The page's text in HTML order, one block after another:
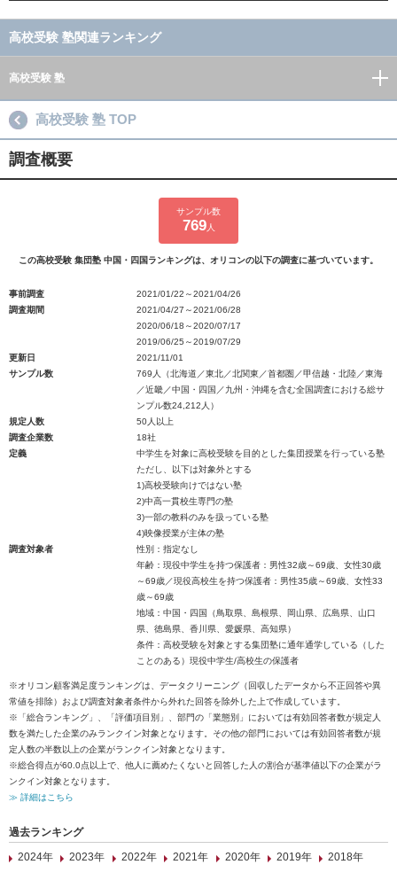
高校受験 塾関連ランキング
高校受験 塾
高校受験 塾 TOP
調査概要
サンプル数
769人
この高校受験 集団塾 中国・四国ランキングは、オリコンの以下の調査に基づいています。
事前調査
2021/01/22～2021/04/26
調査期間
2021/04/27～2021/06/28
2020/06/18～2020/07/17
2019/06/25～2019/07/29
更新日
2021/11/01
サンプル数
769人（北海道／東北／北関東／首都圏／甲信越・北陸／東海
／近畿／中国・四国／九州・沖縄を含む全国調査における総サ
ンプル数24,212人）
規定人数
50人以上
調査企業数
18社
定義
中学生を対象に高校受験を目的とした集団授業を行っている塾
ただし、以下は対象外とする
1)高校受験向けではない塾
2)中高一貫校生専門の塾
3)一部の教科のみを扱っている塾
4)映像授業が主体の塾
調査対象者
性別：指定なし
年齢：現役中学生を持つ保護者：男性32歳～69歳、女性30歳
～69歳／現役高校生を持つ保護者：男性35歳～69歳、女性33
歳～69歳
地域：中国・四国（鳥取県、島根県、岡山県、広島県、山口
県、徳島県、香川県、愛媛県、高知県）
条件：高校受験を対象とする集団塾に通年通学している（した
ことのある）現役中学生/高校生の保護者
※オリコン顧客満足度ランキングは、データクリーニング（回収したデータから不正回答や異
常値を排除）および調査対象者条件から外れた回答を除外した上で作成しています。
※「総合ランキング」、「評価項目別」、部門の「業態別」においては有効回答者数が規定人
数を満たした企業のみランクイン対象となります。その他の部門においては有効回答者数が規
定人数の半数以上の企業がランクイン対象となります。
※総合得点が60.0点以上で、他人に薦めたくないと回答した人の割合が基準値以下の企業がラ
ンクイン対象となります。
≫ 詳細はこちら
過去ランキング
2024年
2023年 2022年 2021年 2020年 2019年 2018年